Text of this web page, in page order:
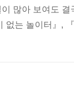
많아 보여도 결
없는 놀이터』,